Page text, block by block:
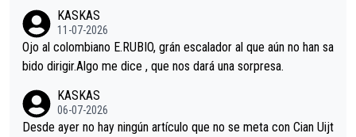
i sin pedalear, luego está el saludo con Evenepoel dándose la
mano de una manera muy fraternal, más allá de los típicos toqu
es en el hombro con que saludaba a Vingegard. Ahí hubo una in
eta, a ver si por querer poner a Del Toro con calzador en posi
ción de podio UAE y Pojacar se van complicar el tour.
KASKAS
11-07-2026
Ojo al colombiano E.RUBIO, grán escalador al que aún no han sa
bido dirigir.Algo me dice , que nos dará una sorpresa.
KASKAS
06-07-2026
Desde ayer no hay ningún artículo que no se meta con Cian Uijt